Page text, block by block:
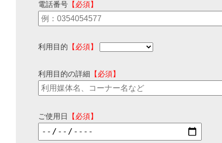
電話番号 【必須】
利用目的 【必須】
利用目的の詳細 【必須】
ご使用日 【必須】